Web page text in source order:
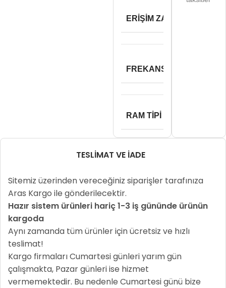
ERIŞIM ZAMANI
FREKANS
RAM TIPI
TESLIMAT VE İADE
Sitemiz üzerinden vereceğiniz siparişler tarafınıza
Aras Kargo ile gönderilecektir.
Hazır sistem ürünleri hariç 1-3 iş gününde ürünün
kargoda
Aynı zamanda tüm ürünler için ücretsiz ve hızlı
teslimat!
Kargo firmaları Cumartesi günleri yarım gün
çalışmakta, Pazar günleri ise hizmet
vermemektedir. Bu nedenle Cumartesi günü bize